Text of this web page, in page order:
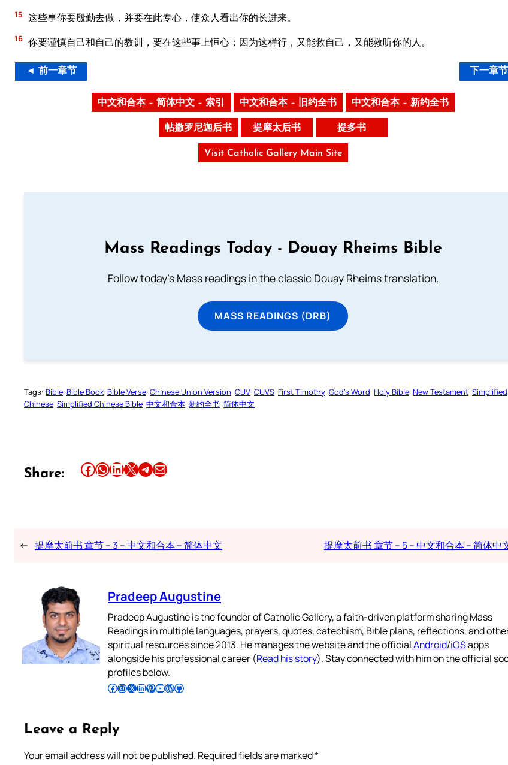
15 这些事你要殷勤去做，并要在此专心，使众人看出你的长进来。
16 你要谨慎自己和自己的教训，要在这些事上恒心；因为这样行，又能救自己，又能救听你的人。
◄ 前一章节 下一章
中文和合本 – 简体中文 – 索引 中文和合本 – 旧约全书 中文和合本 – 新约全书
帖撒罗尼迦后书 提摩太后书 提多书
Visit Catholic Gallery Main Site
Mass Readings Today - Douay Rheims Bible
Follow today's Mass readings in the classic Douay Rheims translation.
MASS READINGS (DRB)
Tags: Bible Bible Book Bible Verse Chinese Union Version CUV CUVS First Timothy God’s Word Holy Bible New Testament Simplified
Chinese Simplified Chinese Bible 中文和合本 新约全书 简体中文
Share: Share this article on Facebook Share this article on WhatsApp Share this article on LinkedIn Share this article on X Share this article on TelegramEmail this Article
← 提摩太前书 章节 – 3 – 中文和合本 – 简体中文 提摩太前书 章节 – 5 – 中文和合本 – 简体中
Pradeep Augustine
Pradeep Augustine is the founder of Catholic Gallery, a faith-driven platform sharing Mass
Readings in multiple languages, prayers, quotes, catechism, Bible plans, reflections, and
spiritual resources since 2013. He manages the website and the officialAndroid/iOSapps
alongside his professional career (Read his story). Stay connected with him on the official
profiles below.
Follow Pradeep on Facebook Follow Pradeep on InstagramFollow Pradeep on X Follow Pradeep on LinkedIn Follow Pradeep on Pinterest Subscribe to Pradeep’s Youtube Channel Follow Pradeep on WordPress Follow Pradeep on GitHub
Leave a Reply
Your email address will not be published. Required fields are marked*